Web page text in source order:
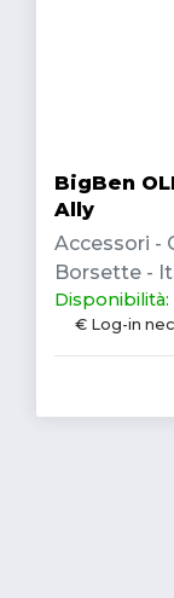
BigBen
Ally
Accessori -
Borsette -
€ Log-in